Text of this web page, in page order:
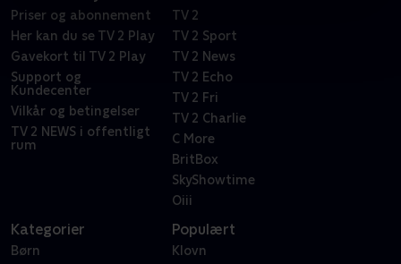
Priser og abonnement
Her kan du se TV 2 Play
Gavekort til TV 2 Play
Support og
Kundecenter
Vilkår og betingelser
TV 2 NEWS i offentligt
rum
TV 2
TV 2 Sport
TV 2 News
TV 2 Echo
TV 2 Fri
TV 2 Charlie
C More
BritBox
SkyShowtime
Oiii
Kategorier
Børn
Populært
Klovn